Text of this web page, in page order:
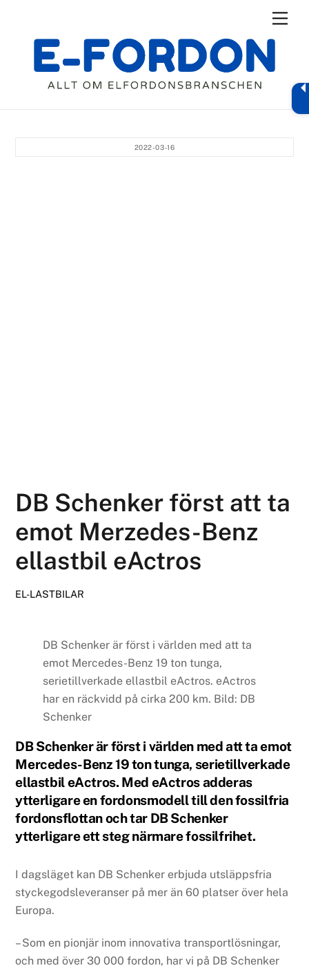
content
2022-03-16
DB Schenker först att ta
emot Merzedes-Benz
ellastbil eActros
EL-LASTBILAR
DB Schenker är först i världen med att ta
emot Mercedes-Benz 19 ton tunga,
serietillverkade ellastbil eActros. eActros
har en räckvidd på cirka 200 km. Bild: DB
Schenker
DB Schenker är först i världen med att ta emot
Mercedes-Benz 19 ton tunga, serietillverkade
ellastbil eActros. Med eActros adderas
ytterligare en fordonsmodell till den fossilfria
fordonsflottan och tar DB Schenker
ytterligare ett steg närmare fossilfrihet.
I dagsläget kan DB Schenker erbjuda utsläppsfria
styckegodsleveranser på mer än 60 platser över hela
Europa.
– Som en pionjär inom innovativa transportlösningar,
och med över 30 000 fordon, har vi på DB Schenker